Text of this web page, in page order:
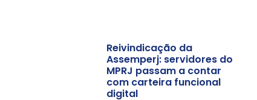
Reivindicação da
Assemperj: servidores do
MPRJ passam a contar
com carteira funcional
digital